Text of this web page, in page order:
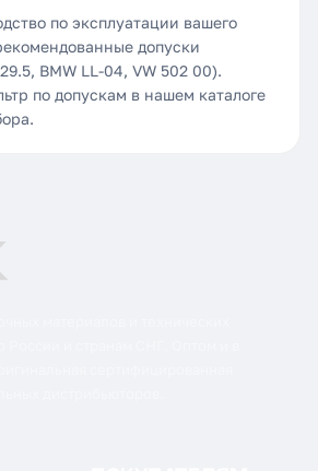
по эксплуатации вашего
допуски
BMW LL-04, VW 502 00).
по допускам в нашем каталоге